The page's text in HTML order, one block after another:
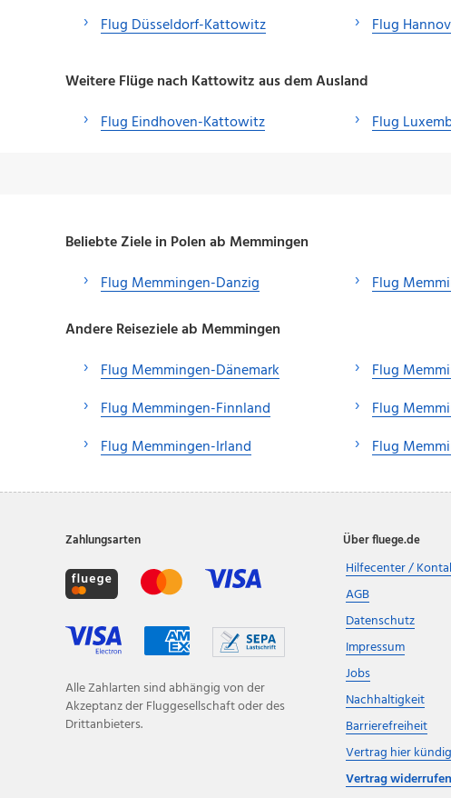
Flug Düsseldorf-Kattowitz
Flug
Weitere Flüge nach Kattowitz aus dem Ausland
Flug Eindhoven-Kattowitz
Flug
Beliebte Ziele in Polen ab Memmingen
Flug Memmingen-Danzig
Flug
Andere Reiseziele ab Memmingen
Flug Memmingen-Dänemark
Flug Memmingen-Finnland
Flug Memmingen-Irland
Flug
Flug
Flug